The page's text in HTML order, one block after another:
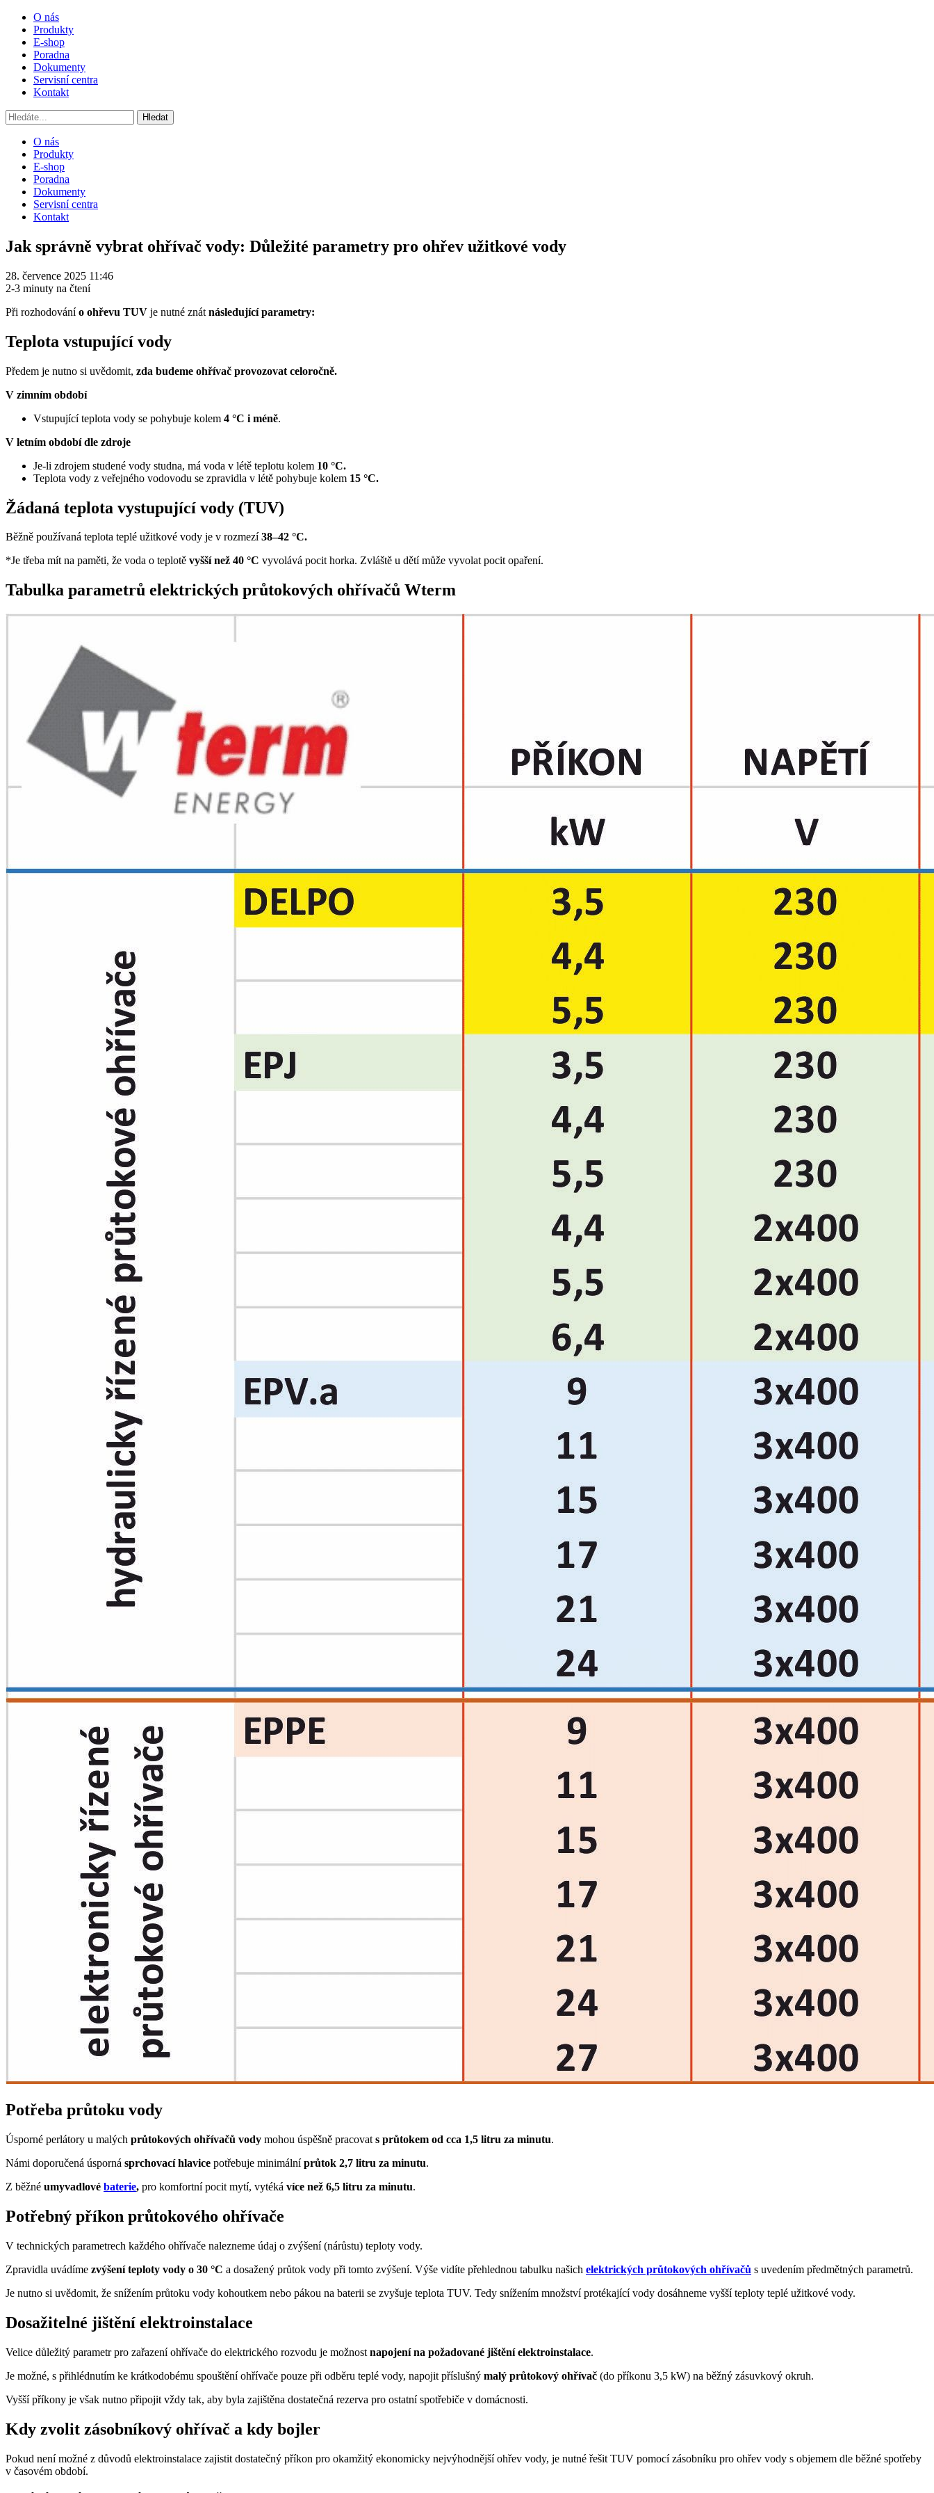
O nás
Produkty
E-shop
Poradna
Dokumenty
Servisní centra
Kontakt
O nás
Produkty
E-shop
Poradna
Dokumenty
Servisní centra
Kontakt
Jak správně vybrat ohřívač vody: Důležité parametry pro ohřev užitkové vody
28. července 2025 11:46
2-3 minuty na čtení
Při rozhodovánío ohřevu TUV je nutné znát následující parametry:
Teplota vstupující vody
Předem je nutno si uvědomit, zda budeme ohřívač provozovat celoročně.
V zimním období
Vstupující teplota vody se pohybuje kolem 4 °C i méně.
V letním období dle zdroje
Je-li zdrojem studené vody studna, má voda v létě teplotu kolem 10 °C.
Teplota vody z veřejného vodovodu se zpravidla v létě pohybuje kolem 15 °C.
Žádaná teplota vystupující vody (TUV)
Běžně používaná teplota teplé užitkové vody je v rozmezí38–42 °C.
*Je třeba mít na paměti, že voda o teplotě vyšší než 40 °C vyvolává pocit horka. Zvláště u dětí může vyvolat pocit opaření.
Tabulka parametrů elektrických průtokových ohřívačů Wterm
Potřeba průtoku vody
Úsporné perlátory u malých průtokových ohřívačů vody mohou úspěšně pracovat s průtokem od cca 1,5 litru za minutu.
Námi doporučená úsporná sprchovací hlavice potřebuje minimálníprůtok 2,7 litru za minutu.
Z běžné umyvadlové baterie, pro komfortní pocit mytí, vytéká více než 6,5 litru za minutu.
Potřebný příkon průtokového ohřívače
V technických parametrech každého ohřívače nalezneme údaj o zvýšení (nárůstu) teploty vody.
Zpravidla uvádíme zvýšení teploty vody o 30 °C a dosažený průtok vody při tomto zvýšení. Výše vidíte přehlednou tabulku našich elektrických průtokových ohřívačů s uvedením předmětných parametrů.
Je nutno si uvědomit, že snížením průtoku vody kohoutkem nebo pákou na baterii se zvyšuje teplota TUV. Tedy snížením množství protékající vody dosáhneme vyšší teploty teplé užitkové vody.
Dosažitelné jištění elektroinstalace
Velice důležitý parametr pro zařazení ohřívače do elektrického rozvodu je možnost napojení na požadované jištění elektroinstalace.
Je možné, s přihlédnutím ke krátkodobému spouštění ohřívače pouze při odběru teplé vody, napojit příslušný malý průtokový ohřívač (do příkonu 3,5 kW) na běžný zásuvkový okruh.
Vyšší příkony je však nutno připojit vždy tak, aby byla zajištěna dostatečná rezerva pro ostatní spotřebiče v domácnosti.
Kdy zvolit zásobníkový ohřívač a kdy bojler
Pokud není možné z důvodů elektroinstalace zajistit dostatečný příkon pro okamžitý ekonomicky nejvýhodnější ohřev vody, je nutné řešit TUV pomocí zásobníku pro ohřev vody s objemem dle běžné spotřeby
v časovém období.